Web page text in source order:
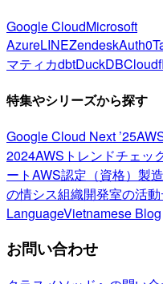
Google CloudMicrosoft
AzureLINEZendeskAuth0
マティカdbtDuckDB
特集やシリーズから探す
Google Cloud Next ’25
2024AWSトレンドチェッ
ートAWS認定（資格） 製
の情シス組織開発室の活動
LanguageVietnamese Blog
お問い合わせ